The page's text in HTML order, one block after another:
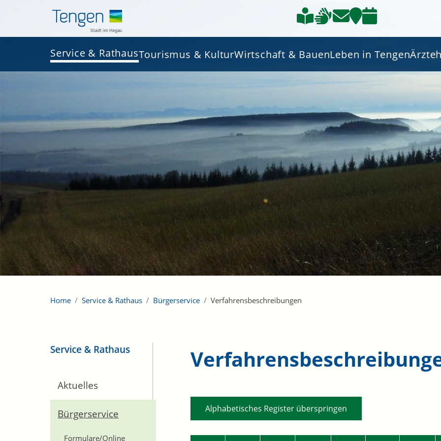
Service & RathausTourismus & KulturWirtschaft & BauenLeben in Tengen
Home Service & Rathaus Bürgerservice Verfahrensbeschreibungen
Service & Rathaus
Aktuelles
Bürgerservice
Formulare/Online
Alphabetisches Register überspringen